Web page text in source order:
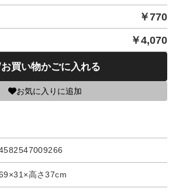
￥770
￥4,070
お買い物かごに入れる
お気に入りに追加
高さ37cm